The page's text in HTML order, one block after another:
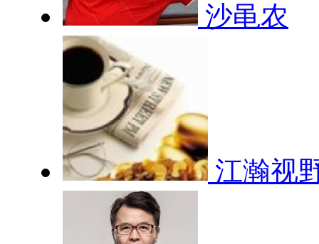
沙黾农
江瀚视